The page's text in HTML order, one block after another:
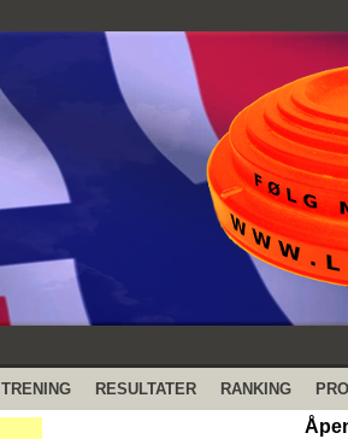
TRENING RESULTATER RANKING